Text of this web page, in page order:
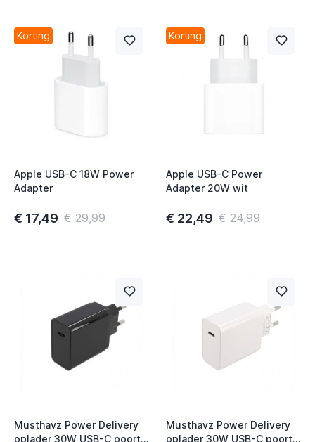
Korting
Apple USB-C 18W Power
Adapter
€ 17,49 € 29,99
Korting
Apple USB-C Power
Adapter 20W wit
€ 22,49 € 24,99
Musthavz Power Delivery
oplader 30W USB-C poort
Musthavz Power Delivery
oplader 30W USB-C poort